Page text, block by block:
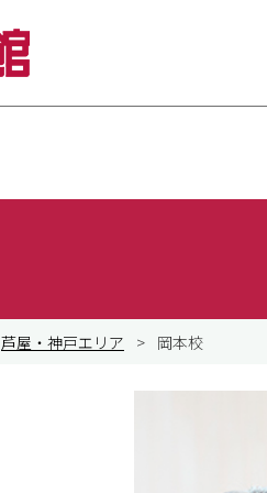
芦屋・神戸エリア > 岡本校